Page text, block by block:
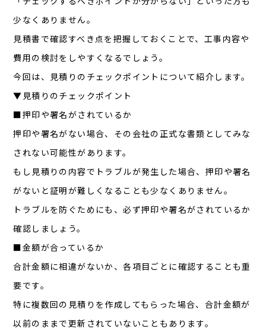
少なくありません。
見積書で確認すべき点を把握しておくことで、工事内容や
費用の検討をしやすくなるでしょう。
今回は、見積りのチェックポイントについて紹介します。
▼見積りのチェックポイント
■押印や署名がされているか
押印や署名がない場合、その会社の正式な書類としてみな
されない可能性があります。
もし見積りの内容でトラブルが発生した場合、押印や署名
がないと証明が難しくなることも少なくありません。
トラブルを防ぐためにも、必ず押印や署名がされているか
確認しましょう。
■金額が合っているか
合計金額に相違がないか、各項目ごとに確認することも重
要です。
特に複数回の見積りを作成してもらった場合、合計金額が
以前のままで更新されていないこともあります。